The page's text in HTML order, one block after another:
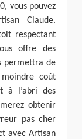
vous pouvez
Claude.
respectant
offre des
permettra de
coût
à l’abri des
obtenir
pas cher
avec Artisan